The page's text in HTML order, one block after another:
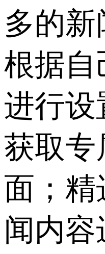
多的新
根据自
进行设
获取专
面；
闻内容